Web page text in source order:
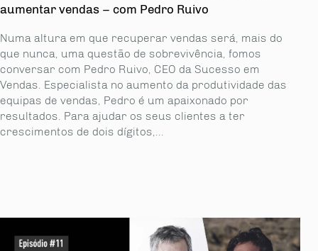
aumentar vendas – com Pedro Ruivo
Numa altura em que recuperar vendas será, mais do
que nunca, uma questão de sobrevivência, fomos
conversar com Pedro Ruivo, CEO da Sucesso em
Vendas. Especialista no aumento da produtividade das
equipas de vendas, Pedro é um apaixonado por
resultados. Para ajudar os seus clientes a ter
crescimentos de dois dígitos,...